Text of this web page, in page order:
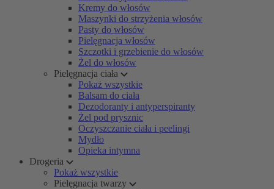
Kremy do włosów
Maszynki do strzyżenia włosów
Pasty do włosów
Pielęgnacja włosów
Szczotki i grzebienie do włosów
Żel do włosów
Pielęgnacja ciała
Pokaż wszystkie
Balsam do ciała
Dezodoranty i antyperspiranty
Żel pod prysznic
Oczyszczanie ciała i peelingi
Mydło
Opieka intymna
Drogeria
Pokaż wszystkie
Pielęgnacja twarzy